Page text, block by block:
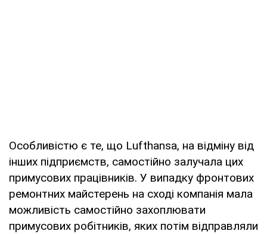
Особливістю є те, що Lufthansa, на відміну від
інших підприємств, самостійно залучала цих
примусових працівників. У випадку фронтових
ремонтних майстерень на сході компанія мала
можливість самостійно захоплювати
примусових робітників, яких потім відправляли